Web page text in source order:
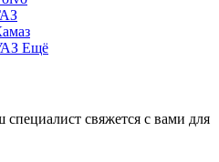
Ещё
свяжется с вами для